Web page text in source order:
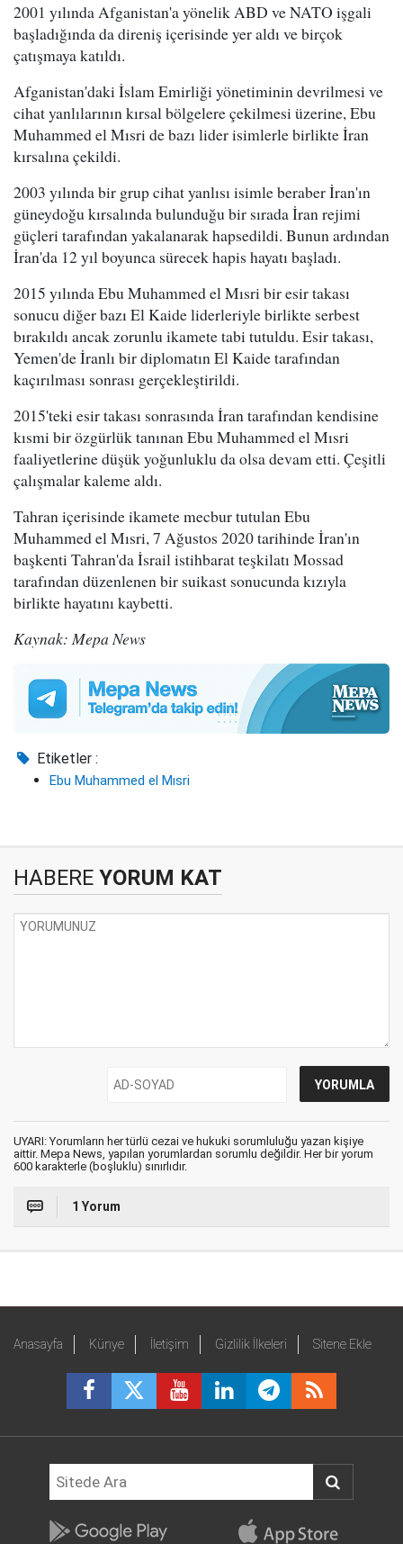
2001 yılında Afganistan'a yönelik ABD ve NATO işgali
başladığında da direniş içerisinde yer aldı ve birçok
çatışmaya katıldı.
Afganistan'daki İslam Emirliği yönetiminin devrilmesi ve
cihat yanlılarının kırsal bölgelere çekilmesi üzerine, Ebu
Muhammed el Mısri de bazı lider isimlerle birlikte İran
kırsalına çekildi.
2003 yılında bir grup cihat yanlısı isimle beraber İran'ın
güneydoğu kırsalında bulunduğu bir sırada İran rejimi
güçleri tarafından yakalanarak hapsedildi. Bunun ardından
İran'da 12 yıl boyunca sürecek hapis hayatı başladı.
2015 yılında Ebu Muhammed el Mısri bir esir takası
sonucu diğer bazı El Kaide liderleriyle birlikte serbest
bırakıldı ancak zorunlu ikamete tabi tutuldu. Esir takası,
Yemen'de İranlı bir diplomatın El Kaide tarafından
kaçırılması sonrası gerçekleştirildi.
2015'teki esir takası sonrasında İran tarafından kendisine
kısmi bir özgürlük tanınan Ebu Muhammed el Mısri
faaliyetlerine düşük yoğunluklu da olsa devam etti. Çeşitli
çalışmalar kaleme aldı.
Tahran içerisinde ikamete mecbur tutulan Ebu
Muhammed el Mısri, 7 Ağustos 2020 tarihinde İran'ın
başkenti Tahran'da İsrail istihbarat teşkilatı Mossad
tarafından düzenlenen bir suikast sonucunda kızıyla
birlikte hayatını kaybetti.
Kaynak: Mepa News
Etiketler :
Ebu Muhammed el Mısri
HABERE YORUM KAT
UYARI: Yorumların her türlü cezai ve hukuki sorumluluğu yazan kişiye
aittir. Mepa News, yapılan yorumlardan sorumlu değildir. Her bir yorum
600 karakterle (boşluklu) sınırlıdır.
1 Yorum
Anasayfa Künye İletişim Gizlilik İlkeleri Sitene Ekle